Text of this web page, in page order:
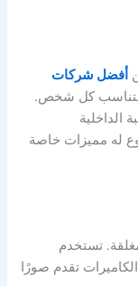
أفضل شركات
لتناسب كل شخص.
الداخلية
له مميزات خاصة
تستخدم
تقدم صورًا